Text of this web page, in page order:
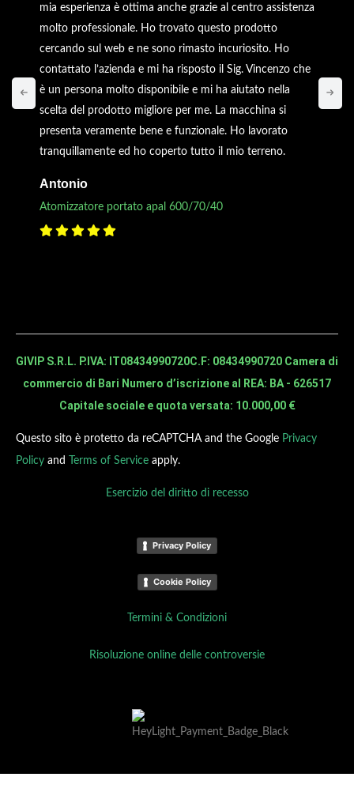
mia esperienza è ottima anche grazie al centro assistenza
molto professionale. Ho trovato questo prodotto
cercando sul web e ne sono rimasto incuriosito. Ho
contattato l’azienda e mi ha risposto il Sig. Vincenzo che
è un persona molto disponibile e mi ha aiutato nella
scelta del prodotto migliore per me. La macchina si
presenta veramente bene e funzionale. Ho lavorato
tranquillamente ed ho coperto tutto il mio terreno.
Antonio
Atomizzatore portato apal 600/70/40
GIVIP S.R.L. P.IVA: IT08434990720C.F: 08434990720 Camera di
commercio di Bari Numero d’iscrizione al REA: BA - 626517
Capitale sociale e quota versata: 10.000,00 €
Questo sito è protetto da reCAPTCHA and the Google Privacy
Policy and Terms of Service apply.
Esercizio del diritto di recesso
Privacy Policy
Cookie Policy
Termini & Condizioni
Risoluzione online delle controversie